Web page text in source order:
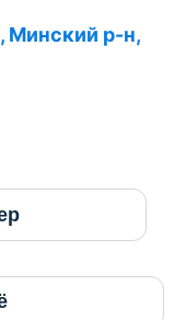
Минский р-н,